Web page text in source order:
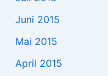
Juni 2015
Mai 2015
April 2015